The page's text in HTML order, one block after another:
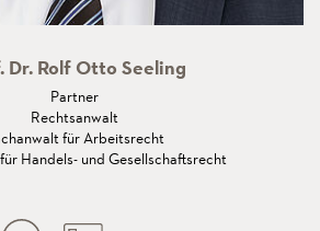
Dr. Rolf Otto Seeling
Partner
Rechtsanwalt
für Arbeitsrecht
Handels- und Gesellschaftsrecht